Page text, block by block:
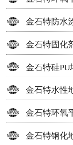
方案
金石特防水
金石特固化
金石特硅
金石特水性
金石特环氧
金石特钢化